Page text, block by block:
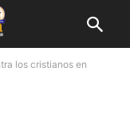
los cristianos en